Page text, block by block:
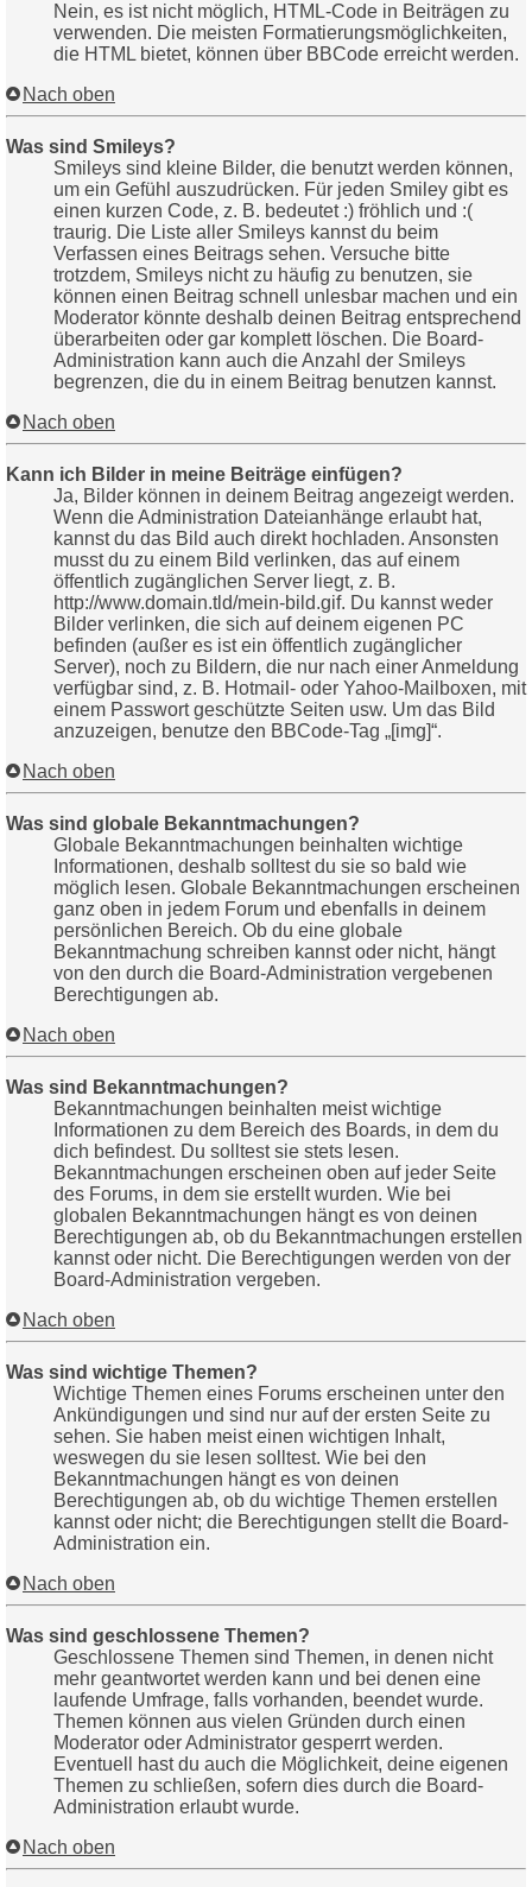
Nein, es ist nicht möglich, HTML-Code in Beiträgen zu
verwenden. Die meisten Formatierungsmöglichkeiten,
die HTML bietet, können über BBCode erreicht werden.
Nach oben
Was sind Smileys?
Smileys sind kleine Bilder, die benutzt werden können,
um ein Gefühl auszudrücken. Für jeden Smiley gibt es
einen kurzen Code, z. B. bedeutet :) fröhlich und :(
traurig. Die Liste aller Smileys kannst du beim
Verfassen eines Beitrags sehen. Versuche bitte
trotzdem, Smileys nicht zu häufig zu benutzen, sie
können einen Beitrag schnell unlesbar machen und ein
Moderator könnte deshalb deinen Beitrag entsprechend
überarbeiten oder gar komplett löschen. Die Board-
Administration kann auch die Anzahl der Smileys
begrenzen, die du in einem Beitrag benutzen kannst.
Nach oben
Kann ich Bilder in meine Beiträge einfügen?
Ja, Bilder können in deinem Beitrag angezeigt werden.
Wenn die Administration Dateianhänge erlaubt hat,
kannst du das Bild auch direkt hochladen. Ansonsten
musst du zu einem Bild verlinken, das auf einem
öffentlich zugänglichen Server liegt, z. B.
http://www.domain.tld/mein-bild.gif. Du kannst weder
Bilder verlinken, die sich auf deinem eigenen PC
befinden (außer es ist ein öffentlich zugänglicher
Server), noch zu Bildern, die nur nach einer Anmeldung
verfügbar sind, z. B. Hotmail- oder Yahoo-Mailboxen, mit
einem Passwort geschützte Seiten usw. Um das Bild
anzuzeigen, benutze den BBCode-Tag „[img]“.
Nach oben
Was sind globale Bekanntmachungen?
Globale Bekanntmachungen beinhalten wichtige
Informationen, deshalb solltest du sie so bald wie
möglich lesen. Globale Bekanntmachungen erscheinen
ganz oben in jedem Forum und ebenfalls in deinem
persönlichen Bereich. Ob du eine globale
Bekanntmachung schreiben kannst oder nicht, hängt
von den durch die Board-Administration vergebenen
Berechtigungen ab.
Nach oben
Was sind Bekanntmachungen?
Bekanntmachungen beinhalten meist wichtige
Informationen zu dem Bereich des Boards, in dem du
dich befindest. Du solltest sie stets lesen.
Bekanntmachungen erscheinen oben auf jeder Seite
des Forums, in dem sie erstellt wurden. Wie bei
globalen Bekanntmachungen hängt es von deinen
Berechtigungen ab, ob du Bekanntmachungen erstellen
kannst oder nicht. Die Berechtigungen werden von der
Board-Administration vergeben.
Nach oben
Was sind wichtige Themen?
Wichtige Themen eines Forums erscheinen unter den
Ankündigungen und sind nur auf der ersten Seite zu
sehen. Sie haben meist einen wichtigen Inhalt,
weswegen du sie lesen solltest. Wie bei den
Bekanntmachungen hängt es von deinen
Berechtigungen ab, ob du wichtige Themen erstellen
kannst oder nicht; die Berechtigungen stellt die Board-
Administration ein.
Nach oben
Was sind geschlossene Themen?
Geschlossene Themen sind Themen, in denen nicht
mehr geantwortet werden kann und bei denen eine
laufende Umfrage, falls vorhanden, beendet wurde.
Themen können aus vielen Gründen durch einen
Moderator oder Administrator gesperrt werden.
Eventuell hast du auch die Möglichkeit, deine eigenen
Themen zu schließen, sofern dies durch die Board-
Administration erlaubt wurde.
Nach oben